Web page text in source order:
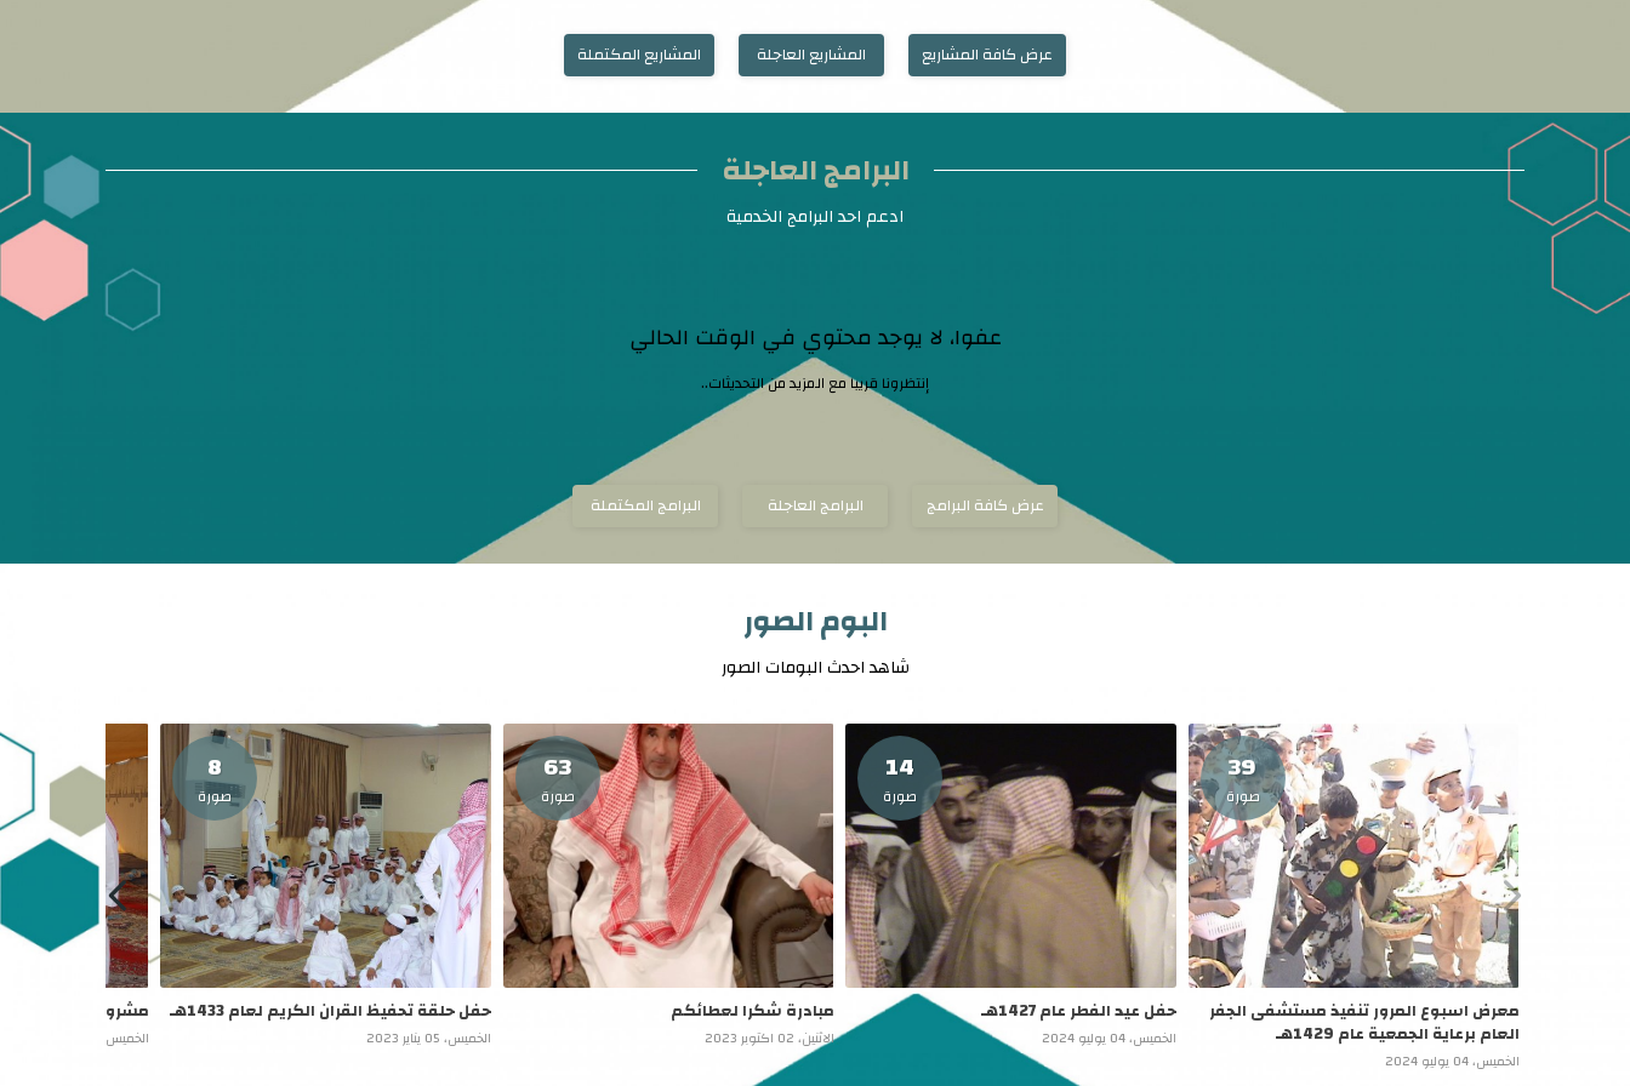
عرض كافة المشاريع المشاريع العاجلة المشاريع المكتملة
البرامج العاجلة
ادعم احد البرامج الخدمية
عفوا، لا يوجد محتوي في الوقت الحالي
إنتظرونا قريبا مع المزيد من التحديثات..
عرض كافة البرامج البرامج العاجلة البرامج المكتملة
البوم الصور
شاهد احدث البومات الصور
39
صورة
معرض اسبوع المرور تنفيذ مستشفى الجفر
العام برعاية الجمعية عام 1429هـ
الخميس، 04 يوليو 2024
14
صورة
حفل عيد الفطر عام 1427هـ
الخميس، 04 يوليو 2024
63
صورة
مبادرة شكرا لعطائكم
الاثنين، 02 اكتوبر 2023
8
صورة
حفل حلقة تحفيظ القران الكريم لعام 1433هـ
الخميس، 05 يناير 2023
مشروع افطار صائم لعام
الخميس، 05 يناير 2023